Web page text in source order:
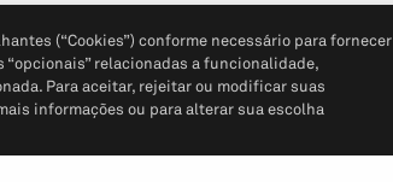
(“Cookies”) conforme necessário para fornecer
relacionadas a funcionalidade,
Para aceitar, rejeitar ou modificar suas
informações ou para alterar sua escolha